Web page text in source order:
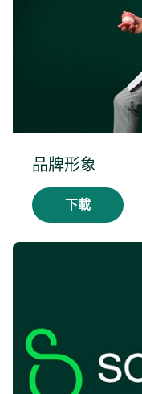
品牌形象
下載